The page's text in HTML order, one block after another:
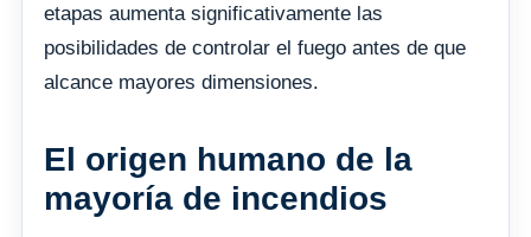
etapas aumenta significativamente las
posibilidades de controlar el fuego antes de que
alcance mayores dimensiones.
El origen humano de la
mayoría de incendios